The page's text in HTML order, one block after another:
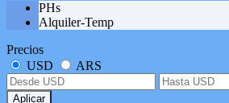
PHs
Alquiler-Temp
Precios
USD
ARS
Aplicar